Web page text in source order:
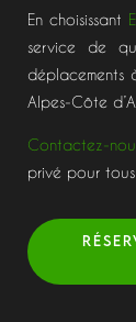
En choisissant
service de
déplacements
Alpes-Côte
Contactez-
privé pour